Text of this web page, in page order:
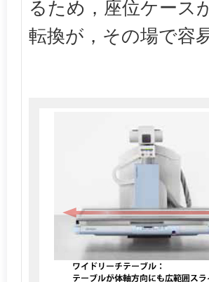
るため，座位ケース
転換が，その場で容